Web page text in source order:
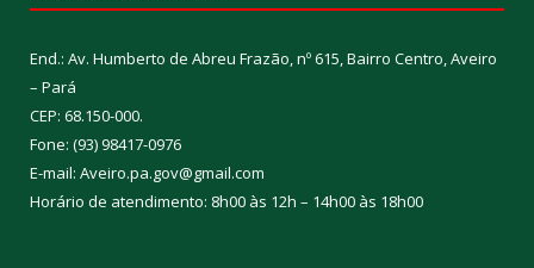
End.: Av. Humberto de Abreu Frazão, nº 615, Bairro Centro, Aveiro
– Pará
CEP: 68.150-000.
Fone: (93) 98417-0976
E-mail: Aveiro.pa.gov@gmail.com
Horário de atendimento: 8h00 às 12h – 14h00 às 18h00